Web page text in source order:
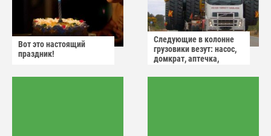
Вот это настоящий
праздник!
Следующие в колонне
грузовики везут: насос,
домкрат, аптечка,